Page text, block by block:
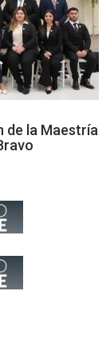
de la Maestría